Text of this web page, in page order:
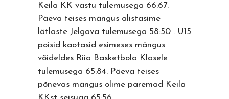
Keila KK vastu tulemusega 66:67.
Päeva teises mängus alistasime
lätlaste Jelgava tulemusega 58:50 . U15
poisid kaotasid esimeses mängus
võideldes Riia Basketbola Klasele
tulemusega 65:84. Päeva teises
põnevas mängus olime paremad Keila